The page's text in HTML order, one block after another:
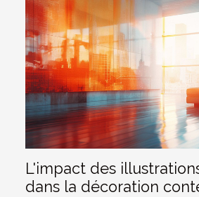
L'impact des
dans la décoration